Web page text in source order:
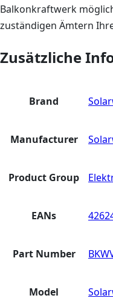
Balkonkraftwerk
zuständigen Ämtern
Zusätzliche
Brand
Manufacturer
Product Group
EANs
Part Number
Model